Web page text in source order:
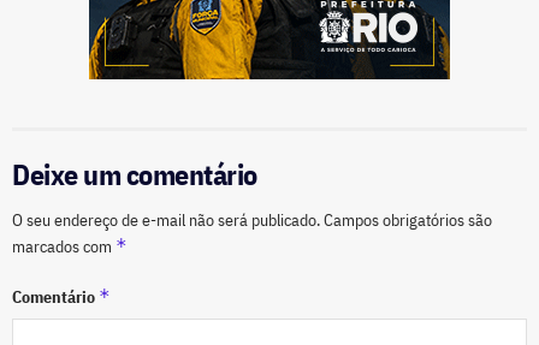
Deixe um comentário
O seu endereço de e-mail não será publicado.Campos obrigatórios são
marcados com *
Comentário *